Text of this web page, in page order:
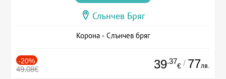
Слънчев Бряг
Корона - Слънчев бряг
-20%
49.08€ 39.37
€ / 77лв.